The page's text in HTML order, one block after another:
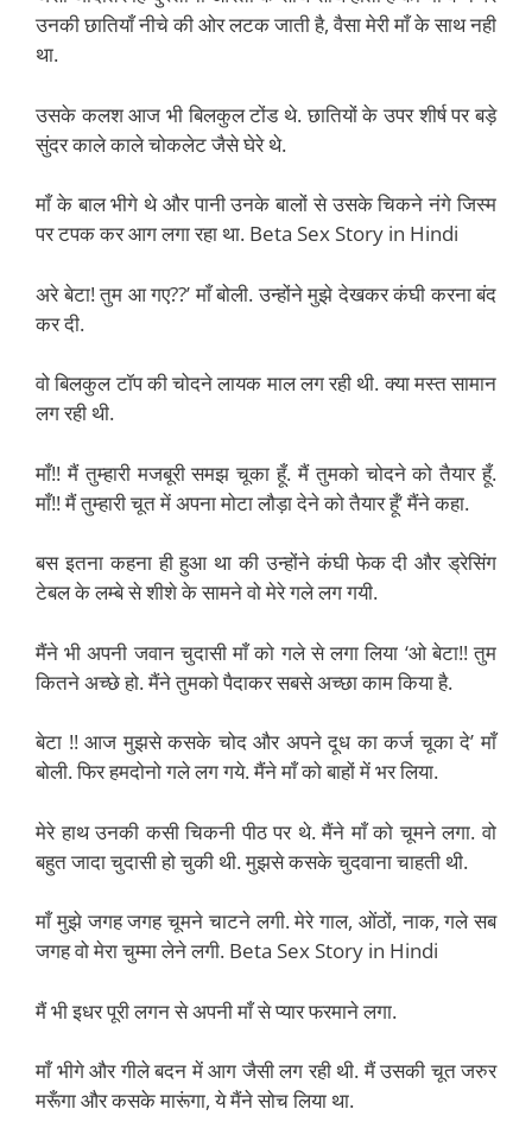
उनकी छातियाँ नीचे की ओर लटक जाती है, वैसा मेरी माँ के साथ नही
था.
उसके कलश आज भी बिलकुल टोंड थे. छातियों के उपर शीर्ष पर बड़े
सुंदर काले काले चोकलेट जैसे घेरे थे.
माँ के बाल भीगे थे और पानी उनके बालों से उसके चिकने नंगे जिस्म
पर टपक कर आग लगा रहा था. Beta Sex Story in Hindi
अरे बेटा! तुम आ गए??’ माँ बोली. उन्होंने मुझे देखकर कंघी करना बंद
कर दी.
वो बिलकुल टॉप की चोदने लायक माल लग रही थी. क्या मस्त सामान
लग रही थी.
माँ!! मैं तुम्हारी मजबूरी समझ चूका हूँ. मैं तुमको चोदने को तैयार हूँ.
माँ!! मैं तुम्हारी चूत में अपना मोटा लौड़ा देने को तैयार हूँ’ मैंने कहा.
बस इतना कहना ही हुआ था की उन्होंने कंघी फेक दी और ड्रेसिंग
टेबल के लम्बे से शीशे के सामने वो मेरे गले लग गयी.
मैंने भी अपनी जवान चुदासी माँ को गले से लगा लिया ‘ओ बेटा!! तुम
कितने अच्छे हो. मैंने तुमको पैदाकर सबसे अच्छा काम किया है.
बेटा !! आज मुझसे कसके चोद और अपने दूध का कर्ज चूका दे’ माँ
बोली. फिर हमदोनो गले लग गये. मैंने माँ को बाहों में भर लिया.
मेरे हाथ उनकी कसी चिकनी पीठ पर थे. मैंने माँ को चूमने लगा. वो
बहुत जादा चुदासी हो चुकी थी. मुझसे कसके चुदवाना चाहती थी.
माँ मुझे जगह जगह चूमने चाटने लगी. मेरे गाल, ओंठों, नाक, गले सब
जगह वो मेरा चुम्मा लेने लगी. Beta Sex Story in Hindi
मैं भी इधर पूरी लगन से अपनी माँ से प्यार फरमाने लगा.
माँ भीगे और गीले बदन में आग जैसी लग रही थी. मैं उसकी चूत जरुर
मरूँगा और कसके मारूंगा, ये मैंने सोच लिया था.